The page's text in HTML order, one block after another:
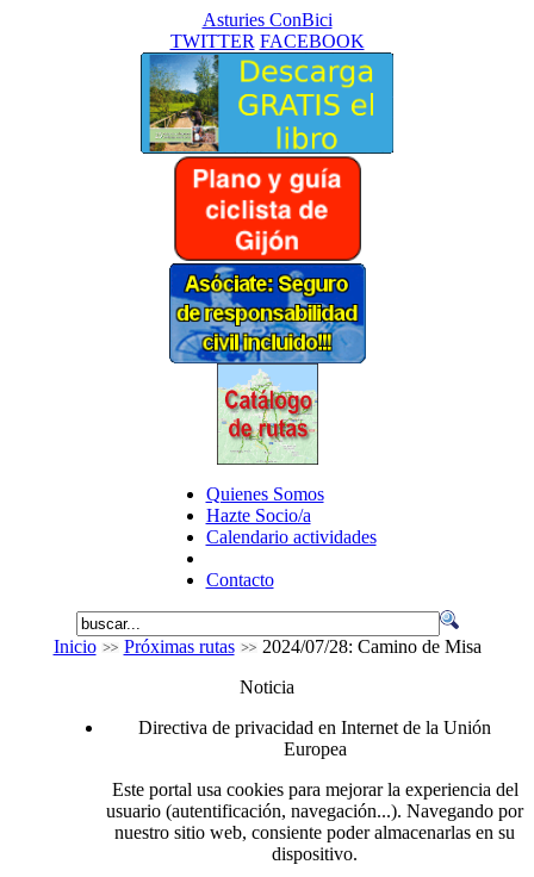
Asturies ConBici
TWITTER FACEBOOK
Quienes Somos
Hazte Socio/a
Calendario actividades
Contacto
Inicio Próximas rutas
2024/07/28: Camino de Misa
Noticia
Directiva de privacidad en Internet de la Unión
Europea
Este portal usa cookies para mejorar la experiencia del
usuario (autentificación, navegación...). Navegando por
nuestro sitio web, consiente poder almacenarlas en su
dispositivo.